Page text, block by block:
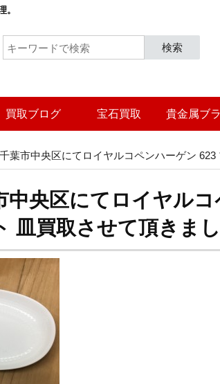
検索
買取ブログ 宝石買取 貴金属ブ
千葉市中央区にてロイヤルコペンハーゲン 623
中央区にてロイヤル
皿買取させて頂きま